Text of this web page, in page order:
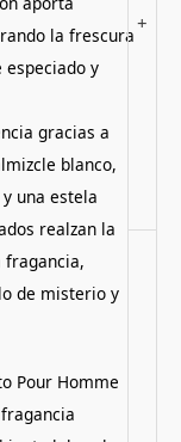
+
la frescura
y
gracias a
blanco,
una estela
realzan la
fragancia,
de misterio y
Pour Homme